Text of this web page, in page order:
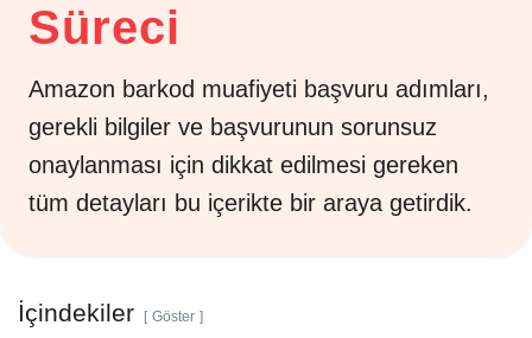
Süreci
Amazon barkod muafiyeti başvuru adımları,
gerekli bilgiler ve başvurunun sorunsuz
onaylanması için dikkat edilmesi gereken
tüm detayları bu içerikte bir araya getirdik.
İçindekiler Göster